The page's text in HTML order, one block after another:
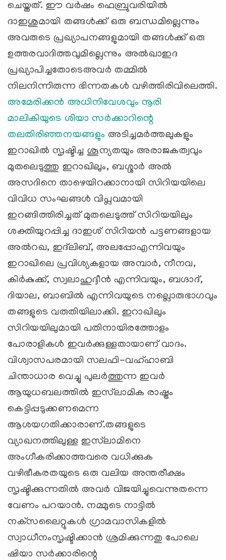
ചെയ്തത്. ഈ വര്‍ഷം ഫെബ്രുവരിയില്‍
ദാഇശുമായി തങ്ങള്‍ക്ക് ഒരു ബന്ധമില്ലെന്നും
അവരുടെ പ്രഖ്യാപനങ്ങളുമായി തങ്ങള്‍ക്ക് ഒരു
ഉത്തരവാദിത്തവുമില്ലെന്നും അല്‍ഖാഇദ
പ്രഖ്യാപിച്ചതോടെഅവര്‍ തമ്മില്‍
നിലനിന്നിരുന്ന ഭിന്നതകള്‍ വഴിത്തിരിവിലെത്തി.
അമേരിക്കന്‍ അധിനിവേശവും നൂരി
മാലികിയുടെ ശിയാ സര്‍ക്കാറിന്റെ
തലതിരിഞ്ഞനയങ്ങളും അടിച്ചമര്‍ത്തലുകളും
ഇറാഖില്‍ സൃഷ്ടിച്ച ശൂന്യതയും അരാജകത്വവും
മുതലെടുത്തു ഇറാഖിലും, ബശ്ശാര്‍ അല്‍
അസദിനെ താഴെയിറക്കാനായി സിറിയയിലെ
വിവിധ സംഘങ്ങള്‍ വിപ്ലവമായി
ഇറങ്ങിത്തിരിച്ചത് മുതലെടുത്ത് സിറിയയിലും
ശക്തിയുറപ്പിച്ച ദാഇശ് സിറിയന്‍ പട്ടണങ്ങളായ
അല്‍റഖ, ഇദ്‌ലിബ്, അലപ്പോഎന്നിവയും
ഇറാഖിലെ പ്രവിശ്യകളായ അമ്പാര്‍, നീനവ,
കിര്‍കുക്ക്, സ്വലാഹുദ്ദീന്‍ എന്നിവയും, ബഗ്ദാദ്,
ദിയാല, ബാബില്‍ എന്നിവയുടെ നല്ലൊരുഭാഗവും
തങ്ങളുടെ വരുതിയിലാക്കി. ഇറാഖിലും
സിറിയയിലുമായി പതിനായിരത്തോളം
പോരാളികള്‍ ഇവര്‍ക്കുള്ളതായാണ് വാദം.
വിശ്വാസപരമായി സലഫി-വഹ്ഹാബി
ചിന്താധാര വെച്ചു പുലര്‍ത്തുന്ന ഇവര്‍
ആയുധബലത്തില്‍ ഇസ്‌ലാമിക രാഷ്ട്രം
കെട്ടിപ്പടുക്കണമെന്ന
ആശയഗതിക്കാരാണ്.തങ്ങളുടെ
വ്യാഖനത്തിലുള്ള ഇസ്‌ലാമിനെ
അംഗീകരിക്കാത്തവരെ വധിക്കുക
വഴിഭീകരതയുടെ ഒരു വലിയ അന്തരീക്ഷം
സൃഷ്ടിക്കുന്നതില്‍ അവര്‍ വിജയിച്ചുവെന്നുതന്നെ
വേണം പറയാന്‍. നമ്മുടെ നാട്ടില്‍
നക്‌സലൈറ്റുകള്‍ ഗ്രാമവാസികളില്‍
സ്വാധീനംസൃഷ്ടിക്കാന്‍ ശ്രമിക്കുന്നതു പോലെ
ഷിയാ സര്‍ക്കാരിന്റെ